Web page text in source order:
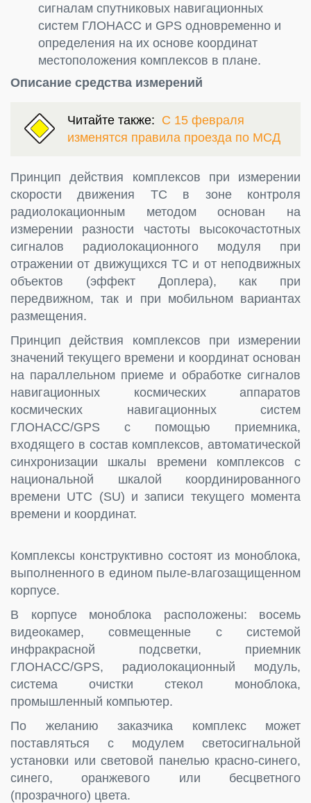
сигналам спутниковых навигационных
систем ГЛОНАСС и GPS одновременно и
определения на их основе координат
местоположения комплексов в плане.
Описание средства измерений
Читайте также: С 15 февраля
изменятся правила проезда по МСД
Принцип действия комплексов при измерении
скорости движения ТС в зоне контроля
радиолокационным методом основан на
измерении разности частоты высокочастотных
сигналов радиолокационного модуля при
отражении от движущихся ТС и от неподвижных
объектов (эффект Доплера), как при
передвижном, так и при мобильном вариантах
размещения.
Принцип действия комплексов при измерении
значений текущего времени и координат основан
на параллельном приеме и обработке сигналов
навигационных космических аппаратов
космических навигационных систем
ГЛОНАСС/GPS с помощью приемника,
входящего в состав комплексов, автоматической
синхронизации шкалы времени комплексов с
национальной шкалой координированного
времени UTC (SU) и записи текущего момента
времени и координат.
Комплексы конструктивно состоят из моноблока,
выполненного в едином пыле-влагозащищенном
корпусе.
В корпусе моноблока расположены: восемь
видеокамер, совмещенные с системой
инфракрасной подсветки, приемник
ГЛОНАСС/GPS, радиолокационный модуль,
система очистки стекол моноблока,
промышленный компьютер.
По желанию заказчика комплекс может
поставляться с модулем светосигнальной
установки или световой панелью красно-синего,
синего, оранжевого или бесцветного
(прозрачного) цвета.